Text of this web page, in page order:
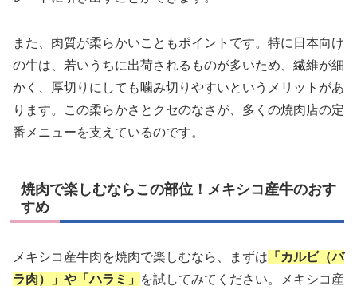
また、肉質が柔らかいこともポイントです。特に日本向け
の牛は、若いうちに出荷されるものが多いため、繊維が細
かく、厚切りにしても噛み切りやすいというメリットがあ
ります。この柔らかさとクセのなさが、多くの焼肉店の定
番メニューを支えているのです。
焼肉で楽しむならこの部位！メキシコ産牛のおす
すめ
メキシコ産牛肉を焼肉で楽しむなら、まずは 「カルビ（バ
ラ肉）」や「ハラミ」
を試してみてください。メキシコ産